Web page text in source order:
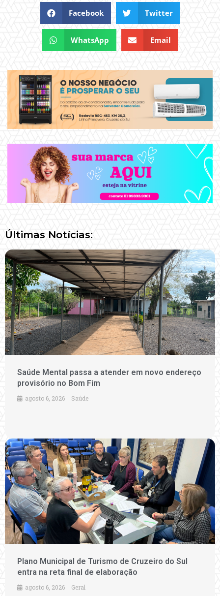
Facebook Twitter
WhatsApp Email
Últimas Notícias:
Saúde Mental passa a atender em novo endereço
provisório no Bom Fim
agosto 6, 2026 Saúde
Plano Municipal de Turismo de Cruzeiro do Sul
entra na reta final de elaboração
agosto 6, 2026 Geral